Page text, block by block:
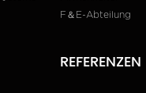
F＆E-Abteilung
REFERENZEN